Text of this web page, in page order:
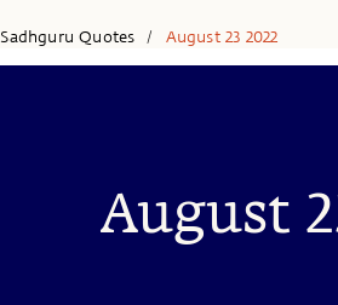
Sadhguru Quotes / August 23 2022
August